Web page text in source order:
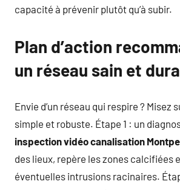
capacité à prévenir plutôt qu’à subir.
Plan d’action
un réseau sain et
Envie d’un réseau qui respire ? Misez
simple et robuste. Étape 1 : un
inspection vidéo canalisation
des lieux, repère les zones calcifiées
éventuelles intrusions racinaires.